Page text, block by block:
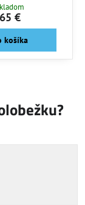
65 €
košíka